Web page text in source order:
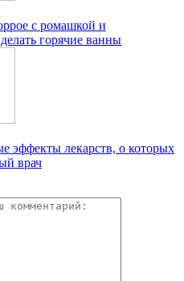
с ромашкой и
горячие ванны
эффекты лекарств, о которых
врач